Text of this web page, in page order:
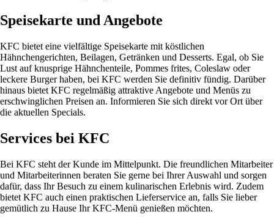
Speisekarte und Angebote
KFC bietet eine vielfältige Speisekarte mit köstlichen
Hähnchengerichten, Beilagen, Getränken und Desserts. Egal, ob Sie
Lust auf knusprige Hähnchenteile, Pommes frites, Coleslaw oder
leckere Burger haben, bei KFC werden Sie definitiv fündig. Darüber
hinaus bietet KFC regelmäßig attraktive Angebote und Menüs zu
erschwinglichen Preisen an. Informieren Sie sich direkt vor Ort über
die aktuellen Specials.
Services bei KFC
Bei KFC steht der Kunde im Mittelpunkt. Die freundlichen Mitarbeiter
und Mitarbeiterinnen beraten Sie gerne bei Ihrer Auswahl und sorgen
dafür, dass Ihr Besuch zu einem kulinarischen Erlebnis wird. Zudem
bietet KFC auch einen praktischen Lieferservice an, falls Sie lieber
gemütlich zu Hause Ihr KFC-Menü genießen möchten.